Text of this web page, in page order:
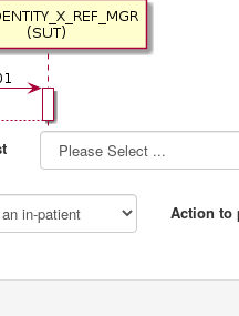
Action to